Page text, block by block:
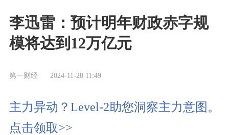
李迅雷：预计明年财政赤字规
模将达到12万亿元
第一财经 2024-11-28 11:49
主力异动？Level-2助您洞察主力意图。
点击领取>>